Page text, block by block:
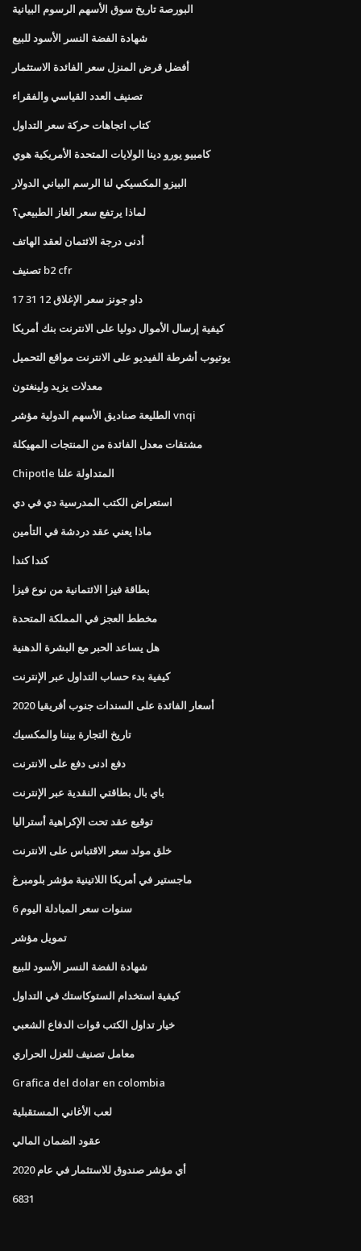
البورصة تاريخ سوق الأسهم الرسوم البيانية
شهادة الفضة النسر الأسود للبيع
أفضل قرض المنزل سعر الفائدة الاستثمار
تصنيف العدد القياسي والفقراء
كتاب اتجاهات حركة سعر التداول
كامبيو يورو دينا الولايات المتحدة الأمريكية هوي
البيزو المكسيكي لنا الرسم البياني الدولار
لماذا يرتفع سعر الغاز الطبيعي؟
أدنى درجة الائتمان لعقد الهاتف
تصنيف b2 cfr
داو جونز سعر الإغلاق 12 31 17
كيفية إرسال الأموال دوليا على الانترنت بنك أمريكا
يوتيوب أشرطة الفيديو على الانترنت مواقع التحميل
معدلات يزيد ولينغتون
الطليعة صناديق الأسهم الدولية مؤشر vnqi
مشتقات معدل الفائدة من المنتجات المهيكلة
Chipotle المتداولة علنا
استعراض الكتب المدرسية دي في دي
ماذا يعني عقد دردشة في التأمين
كندا كندا
بطاقة فيزا الائتمانية من نوع فيزا
مخطط العجز في المملكة المتحدة
هل يساعد الحبر مع البشرة الدهنية
كيفية بدء حساب التداول عبر الإنترنت
أسعار الفائدة على السندات جنوب أفريقيا 2020
تاريخ التجارة بيننا والمكسيك
دفع ادنى دفع على الانترنت
باي بال بطاقتي النقدية عبر الإنترنت
توقيع عقد تحت الإكراهية أستراليا
خلق مولد سعر الاقتباس على الانترنت
ماجستير في أمريكا اللاتينية مؤشر بلومبرغ
6 سنوات سعر المبادلة اليوم
تمويل مؤشر
شهادة الفضة النسر الأسود للبيع
كيفية استخدام الستوكاستك في التداول
خيار تداول الكتب قوات الدفاع الشعبي
معامل تصنيف للعزل الحراري
Grafica del dolar en colombia
لعب الأغاني المستقبلية
عقود الضمان المالي
أي مؤشر صندوق للاستثمار في عام 2020
6831